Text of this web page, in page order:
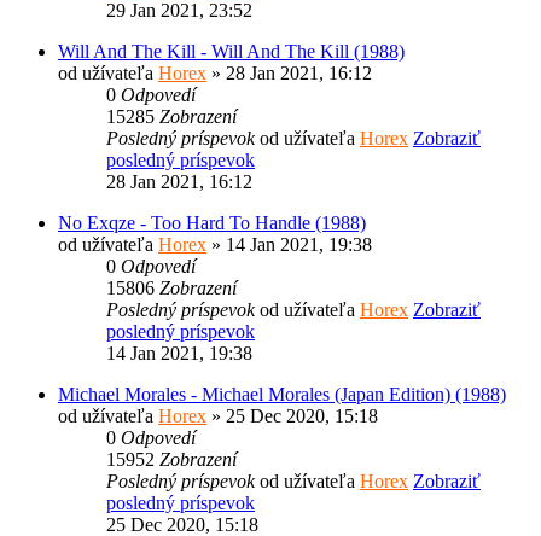
29 Jan 2021, 23:52
Will And The Kill - Will And The Kill (1988)
od užívateľa Horex » 28 Jan 2021, 16:12
0 Odpovedí
15285 Zobrazení
Posledný príspevokod užívateľa Horex Zobraziť
posledný príspevok
28 Jan 2021, 16:12
No Exqze - Too Hard To Handle (1988)
od užívateľa Horex » 14 Jan 2021, 19:38
0 Odpovedí
15806 Zobrazení
Posledný príspevokod užívateľa Horex Zobraziť
posledný príspevok
14 Jan 2021, 19:38
Michael Morales - Michael Morales (Japan Edition) (1988)
od užívateľa Horex » 25 Dec 2020, 15:18
0 Odpovedí
15952 Zobrazení
Posledný príspevokod užívateľa Horex Zobraziť
posledný príspevok
25 Dec 2020, 15:18